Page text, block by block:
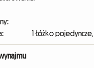
1 Łóżko